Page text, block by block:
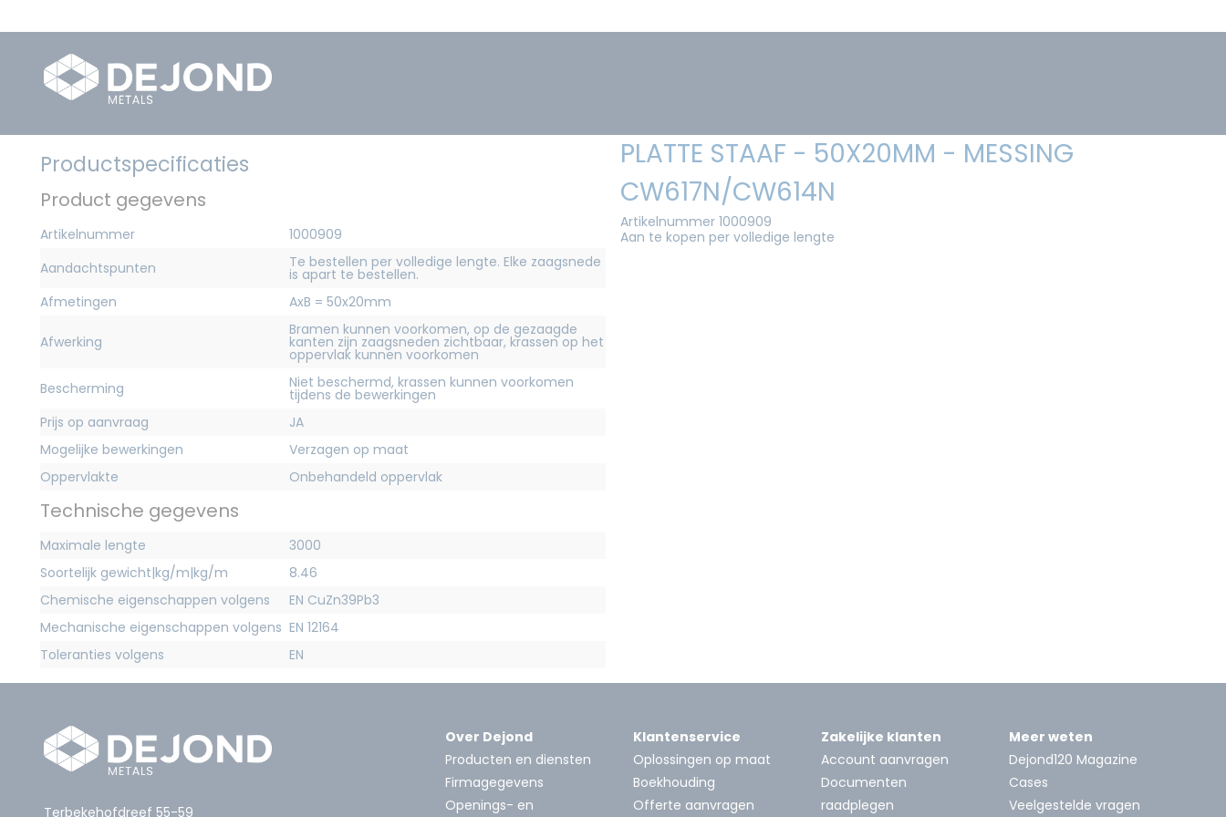
Productspecificaties
Product gegevens
Artikelnummer
1000909
Aandachtspunten
Te bestellen per volledige lengte. Elke zaagsnede
is apart te bestellen.
Afmetingen
AxB = 50x20mm
Afwerking
Bramen kunnen voorkomen, op de gezaagde
kanten zijn zaagsneden zichtbaar, krassen op het
oppervlak kunnen voorkomen
Bescherming
Niet beschermd, krassen kunnen voorkomen
tijdens de bewerkingen
Prijs op aanvraag
JA
Mogelijke bewerkingen
Verzagen op maat
Oppervlakte
Onbehandeld oppervlak
Technische gegevens
Maximale lengte
3000
Soortelijk gewicht|kg/m|kg/m
8.46
Chemische eigenschappen volgens
EN CuZn39Pb3
Mechanische eigenschappen volgens EN 12164
Toleranties volgens
EN
PLATTE STAAF - 50X20MM - MESSING
CW617N/CW614N
Artikelnummer 1000909
Aan te kopen per volledige lengte
Terbekehofdreef 55-59
Over Dejond
Producten en diensten
Firmagegevens
Openings- en
Klantenservice
Oplossingen op maat
Boekhouding
Offerte aanvragen
Zakelijke klanten
Account aanvragen
Documenten
raadplegen
Meer weten
Dejond120 Magazine
Cases
Veelgestelde vragen